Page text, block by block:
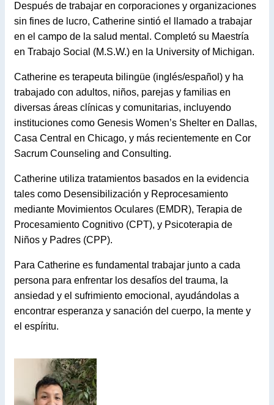
Después de trabajar en corporaciones y organizaciones
sin fines de lucro, Catherine sintió el llamado a trabajar
en el campo de la salud mental. Completó su Maestría
en Trabajo Social (M.S.W.) en la University of Michigan.
Catherine es terapeuta bilingüe (inglés/español) y ha
trabajado con adultos, niños, parejas y familias en
diversas áreas clínicas y comunitarias, incluyendo
instituciones como Genesis Women’s Shelter en Dallas,
Casa Central en Chicago, y más recientemente en Cor
Sacrum Counseling and Consulting.
Catherine utiliza tratamientos basados en la evidencia
tales como Desensibilización y Reprocesamiento
mediante Movimientos Oculares (EMDR), Terapia de
Procesamiento Cognitivo (CPT), y Psicoterapia de
Niños y Padres (CPP).
Para Catherine es fundamental trabajar junto a cada
persona para enfrentar los desafíos del trauma, la
ansiedad y el sufrimiento emocional, ayudándolas a
encontrar esperanza y sanación del cuerpo, la mente y
el espíritu.